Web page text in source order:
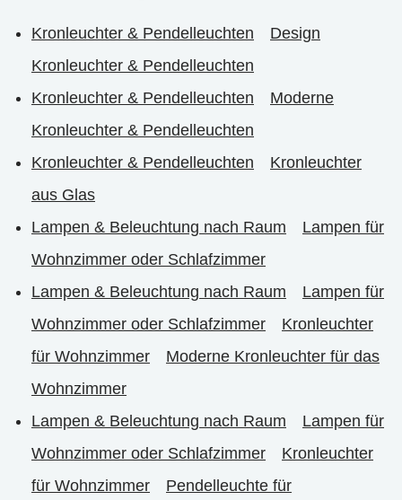
Kronleuchter & Pendelleuchten
Design
Kronleuchter & Pendelleuchten
Kronleuchter & Pendelleuchten
Moderne
Kronleuchter & Pendelleuchten
Kronleuchter & Pendelleuchten
Kronleuchter
aus Glas
Lampen & Beleuchtung nach Raum
Lampen für
Wohnzimmer oder Schlafzimmer
Lampen & Beleuchtung nach Raum
Lampen für
Wohnzimmer oder Schlafzimmer
Kronleuchter
für Wohnzimmer
Moderne Kronleuchter für das
Wohnzimmer
Lampen & Beleuchtung nach Raum
Lampen für
Wohnzimmer oder Schlafzimmer
Kronleuchter
für Wohnzimmer
Pendelleuchte für